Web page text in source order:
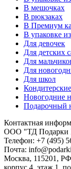
В мешочках
В рюкзаках
В Премиум
В упаковке
Для девочек
Для детских
Для
Для
Для школ
Кондитерские
Новогодние
Подарочный
Контактная
ООО "ТД Подарки
Телефон: +7 (495)
Почта:
Москва, 115201,
корпус 4, этаж 1,